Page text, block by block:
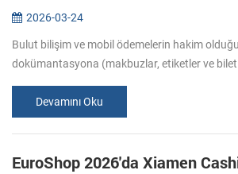
2026-03-24
Bulut bilişim ve mobil ödemelerin hakim
dokümantasyona (makbuzlar, etiketler ve
ediyor. Hızl...
Devamını Oku